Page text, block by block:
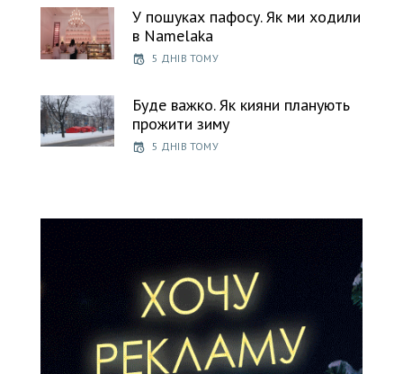
У пошуках пафосу. Як ми ходили
в Namelaka
5 ДНІВ ТОМУ
Буде важко. Як кияни планують
прожити зиму
5 ДНІВ ТОМУ